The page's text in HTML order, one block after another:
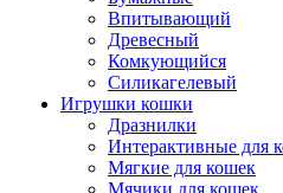
Впитывающий
Древесный
Комкующийся
Силикагелевый
Игрушки кошки
Дразнилки
Интерактивные для
Мягкие для кошек
Мячики для кошек